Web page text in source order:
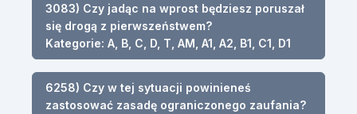
3083) Czy jadąc na wprost będziesz poruszał
się drogą z pierwszeństwem?
Kategorie: A, B, C, D, T, AM, A1, A2, B1, C1, D1
6258) Czy w tej sytuacji powinieneś
zastosować zasadę ograniczonego zaufania?